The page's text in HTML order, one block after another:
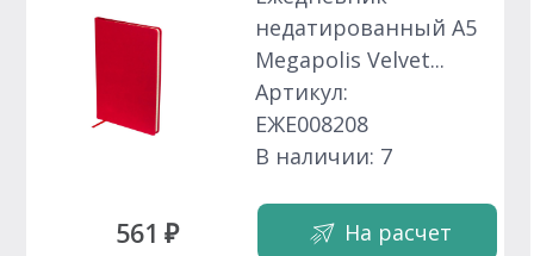
561 ₽
недатированный А5
Megapolis Velvet...
Артикул:
ЕЖЕ008208
В наличии: 7
На расчет